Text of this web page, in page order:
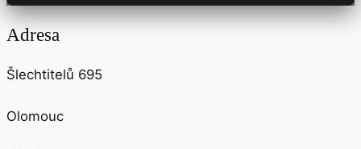
Adresa
Šlechtitelů 695
Olomouc